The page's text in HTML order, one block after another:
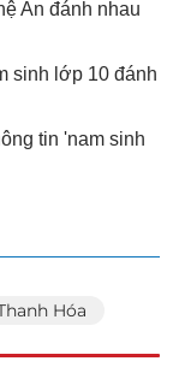
An đánh nhau
sinh lớp 10 đánh
tin 'nam sinh
Hóa